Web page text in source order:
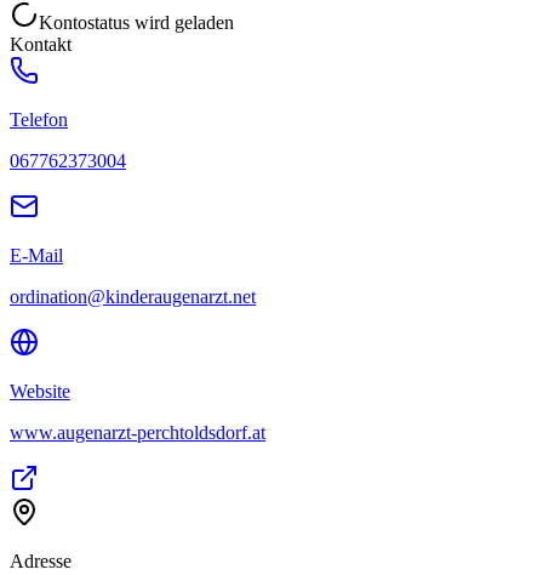
Kontostatus wird geladen
Kontakt
Telefon
067762373004
E-Mail
ordination@kinderaugenarzt.net
Website
www.augenarzt-perchtoldsdorf.at
Adresse